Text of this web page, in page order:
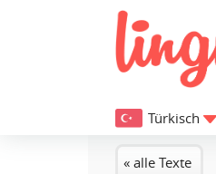
Türkisch
« alle Texte